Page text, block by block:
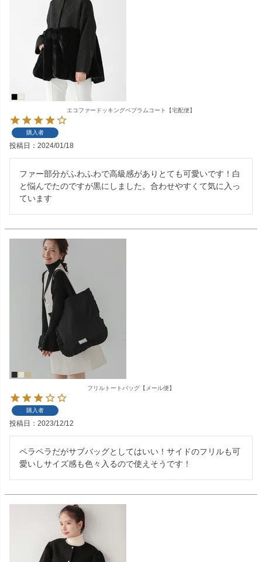
エコファードッキングペプラムコート【宅配便】
購入者
投稿日 2024/01/18
ファー部分がふわふわで高級感がありとても可愛いです！白
と悩んでたのですが黒にしました。合わせやすくて気に入っ
ています
フリルトートバッグ【メール便】
購入者
投稿日 2023/12/12
ペラペラだがサブバッグとしてはいい！サイドのフリルも可
愛いしサイズ感も色々入るので使えそうです！